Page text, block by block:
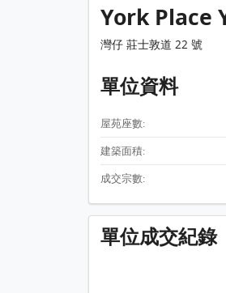
York Place
灣仔 莊士敦道 22 號
單位資料
屋苑座數:
建築面積:
成交宗數:
單位成交紀錄